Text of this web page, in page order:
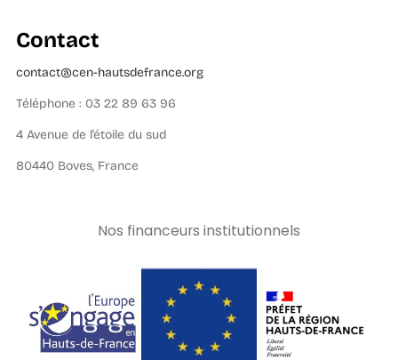
Contact
contact@cen-hautsdefrance.org
Téléphone : 03 22 89 63 96
4 Avenue de l’étoile du sud
80440 Boves, France
Nos financeurs institutionnels